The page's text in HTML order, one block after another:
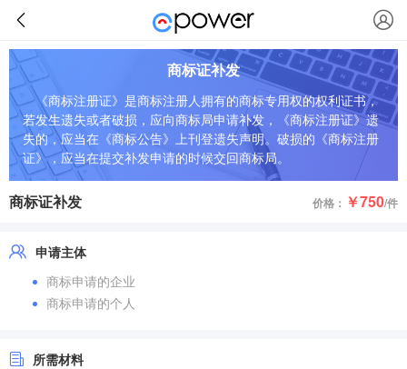
商标证补发
《商标注册证》是商标注册人拥有的商标专用权的权利证书，
若发生遗失或者破损，应向商标局申请补发，《商标注册证》遗
失的，应当在《商标公告》上刊登遗失声明。破损的《商标注册
证》，应当在提交补发申请的时候交回商标局。
商标证补发 价格： ￥750/件
申请主体
商标申请的企业
商标申请的个人
所需材料